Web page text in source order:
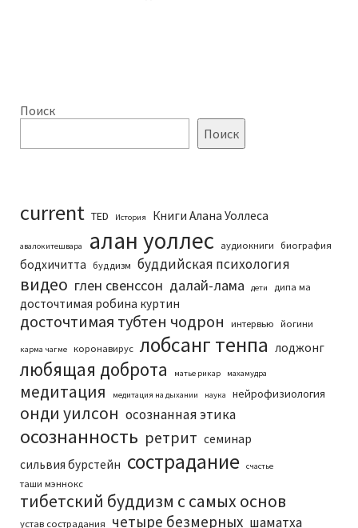
Поиск
Поиск
current TED История Книги Алана Уоллеса
авалокитешвара алан уоллес аудиокниги биография
бодхичитта буддизм буддийская психология
видео глен свенссон далай-лама дети дипа ма
досточтимая робина куртин
досточтимая тубтен чодрон интервью йогини
карма чагме коронавирус лобсанг тенпа лоджонг
любящая доброта матье рикар махамудра
медитация медитация на дыхании наука нейрофизиология
онди уилсон осознанная этика
осознанность ретрит семинар
сильвия бурстейн сострадание счастье
таши мэннокс
тибетский буддизм с самых основ
устав сострадания четыре безмерных шаматха